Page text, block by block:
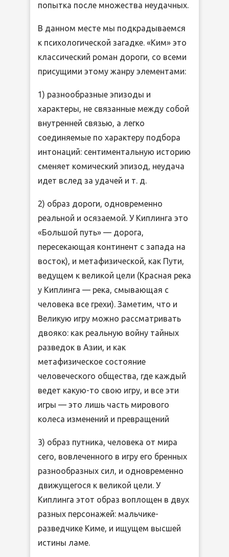
попытка после множества неудачных.
В данном месте мы подкрадываемся
к психологической загадке. «Ким» это
классический роман дороги, со всеми
присущими этому жанру элементами:
1) разнообразные эпизоды и
характеры, не связанные между собой
внутренней связью, а легко
соединяемые по характеру подбора
интонаций: сентиментальную историю
сменяет комический эпизод, неудача
идет вслед за удачей и т. д.
2) образ дороги, одновременно
реальной и осязаемой. У Киплинга это
«Большой путь» — дорога,
пересекающая континент с запада на
восток), и метафизической, как Пути,
ведущем к великой цели (Красная река
у Киплинга — река, смывающая с
человека все грехи). Заметим, что и
Великую игру можно рассматривать
двояко: как реальную войну тайных
разведок в Азии, и как
метафизическое состояние
человеческого общества, где каждый
ведет какую-то свою игру, и все эти
игры — это лишь часть мирового
колеса изменений и превращений
3) образ путника, человека от мира
сего, вовлеченного в игру его бренных
разнообразных сил, и одновременно
движущегося к великой цели. У
Киплинга этот образ воплощен в двух
разных персонажей: мальчике-
разведчике Киме, и ищущем высшей
истины ламе.